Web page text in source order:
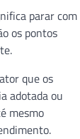
parar com
os pontos
que os
adotada ou
mesmo